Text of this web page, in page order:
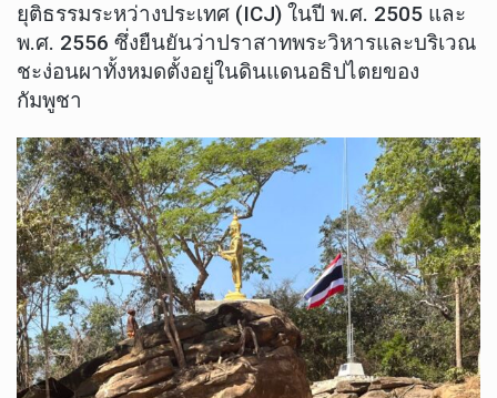
ยุติธรรมระหว่างประเทศ (ICJ) ในปี พ.ศ. 2505 และ
พ.ศ. 2556 ซึ่งยืนยันว่าปราสาทพระวิหารและบริเวณ
ชะง่อนผาทั้งหมดตั้งอยู่ในดินแดนอธิปไตยของ
กัมพูชา